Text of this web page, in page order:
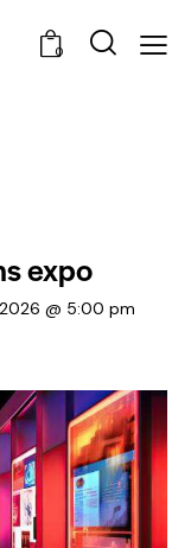
0
expo
@ 5:00 pm